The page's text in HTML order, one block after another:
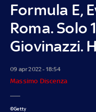
Formula E,
Roma. Solo
Giovinazzi.
09 apr 2022 - 18:54
Massimo Discenza
©Getty